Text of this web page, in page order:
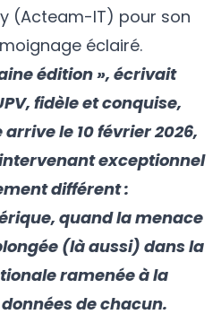
(Acteam-IT) pour son
éclairé.
édition », écrivait
fidèle et conquise,
le 10 février 2026,
exceptionnel
différent :
quand la menace
(là aussi) dans la
ramenée à la
de chacun.